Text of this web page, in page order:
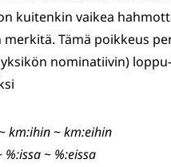
kuitenkin vaikea
Tämä poikkeus
nominatiivin) loppu-
km:ihin~km:eihin
%:issa~ %:eissa